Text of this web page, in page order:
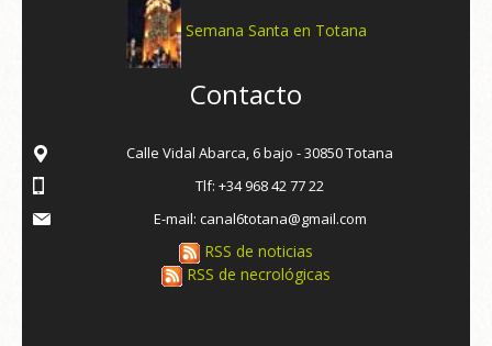
Semana Santa en Totana
Contacto
Calle Vidal Abarca, 6 bajo - 30850 Totana
Tlf: +34 968 42 77 22
E-mail: canal6totana@gmail.com
RSS de noticias
RSS de necrológicas